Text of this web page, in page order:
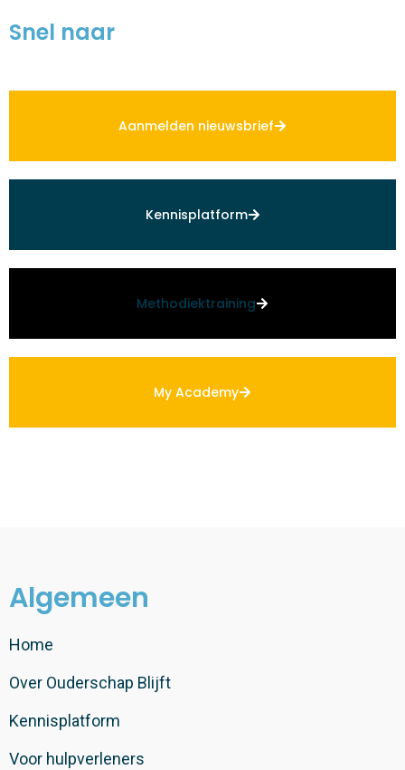
Snel naar
Aanmelden nieuwsbrief
Kennisplatform
Methodiektraining
My Academy
Algemeen
Home
Over Ouderschap Blijft
Kennisplatform
Voor hulpverleners